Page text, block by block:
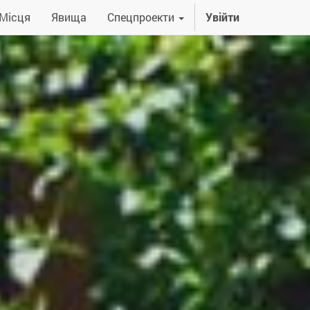
Явища Спецпроекти Увійти